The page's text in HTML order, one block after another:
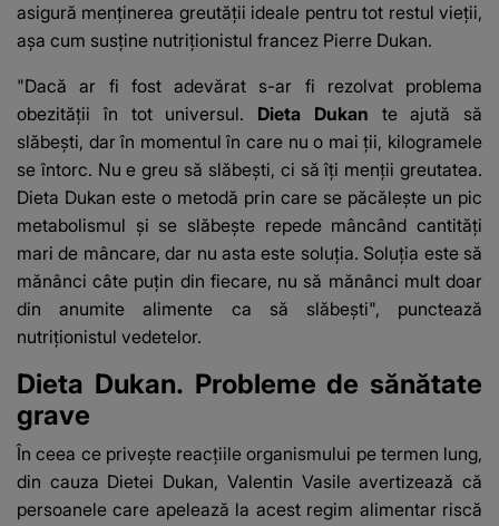
asigură menţinerea greutăţii ideale pentru tot restul vieţii,
aşa cum susţine nutriţionistul francez Pierre Dukan.
"Dacă ar fi fost adevărat s-ar fi rezolvat problema
obezităţii în tot universul. Dieta Dukan te ajută să
slăbeşti, dar în momentul în care nu o mai ţii, kilogramele
se întorc. Nu e greu să slăbeşti, ci să îţi menţii greutatea.
Dieta Dukan este o metodă prin care se păcăleşte un pic
metabolismul şi se slăbeşte repede mâncând cantităţi
mari de mâncare, dar nu asta este soluţia. Soluţia este să
mănânci câte puţin din fiecare, nu să mănânci mult doar
din anumite alimente ca să slăbeşti", punctează
nutriţionistul vedetelor.
Dieta Dukan. Probleme de sănătate
grave
În ceea ce priveşte reacţiile organismului pe termen lung,
din cauza Dietei Dukan, Valentin Vasile avertizează că
persoanele care apelează la acest regim alimentar riscă